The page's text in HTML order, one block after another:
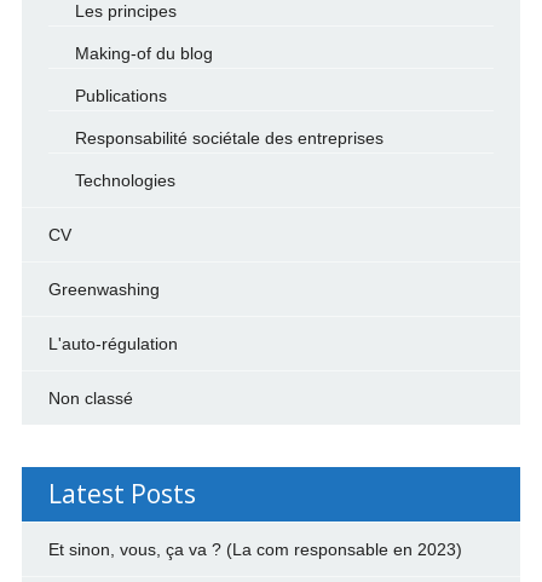
Les principes
Making-of du blog
Publications
Responsabilité sociétale des entreprises
Technologies
CV
Greenwashing
L'auto-régulation
Non classé
Latest Posts
Et sinon, vous, ça va ? (La com responsable en 2023)